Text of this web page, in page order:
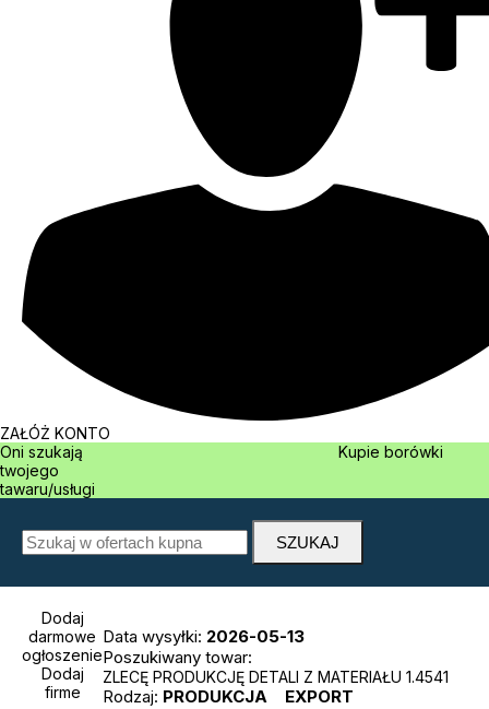
ZAŁÓŻ KONTO
Oni szukają
twojego
tawaru/usługi
Kupie borówki
Dodaj
darmowe
ogłoszenie
Dodaj
firme
Data wysyłki: 2026-05-13
Poszukiwany towar:
ZLECĘ PRODUKCJĘ DETALI Z MATERIAŁU 1.4541
Rodzaj: PRODUKCJA
EXPORT